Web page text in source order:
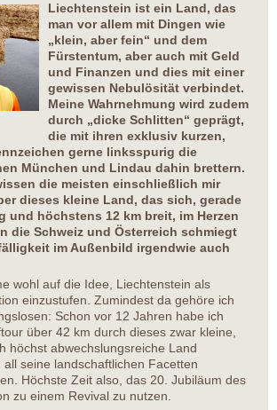
Liechtenstein ist ein Land, das
man vor allem mit Dingen wie
„klein, aber fein“ und dem
Fürstentum, aber auch mit Geld
und Finanzen und dies mit einer
gewissen Nebulösität verbindet.
Meine Wahrnehmung wird zudem
durch „dicke Schlitten“ geprägt,
die mit ihren exklusiv kurzen,
gerne linksspurig die
München und Lindau dahin brettern.
die meisten einschließlich mir
dieses kleine Land, das sich, gerade
und höchstens 12 km breit, im Herzen
die Schweiz und Österreich schmiegt
im Außenbild irgendwie auch
wohl auf die Idee, Liechtenstein als
einzustufen. Zumindest da gehöre ich
Schon vor 12 Jahren habe ich
über 42 km durch dieses zwar kleine,
höchst abwechslungsreiche Land
seine landschaftlichen Facetten
Höchste Zeit also, das 20. Jubiläum des
zu einem Revival zu nutzen.